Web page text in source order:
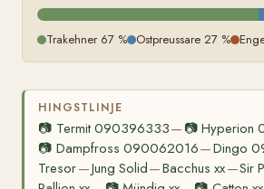
Trakehner 67 % Ostpreussare 27 %
HINGSTLINJE
📷 Termit 090396333— 📷Hyperion
📷 Dampfross 090062016—Dingo
Tresor—Jung Solid—Bacchus xx—Sir